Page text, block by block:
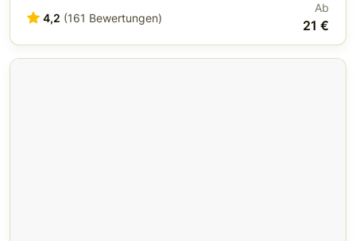
4,2 (161 Bewertungen)
Ab
21 €